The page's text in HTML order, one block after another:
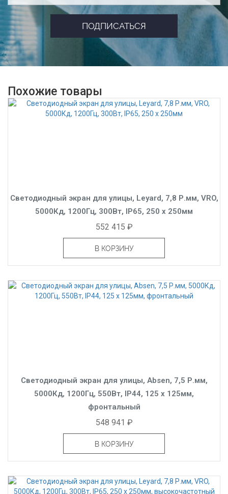
Похожие товары
Светодиодный экран для улицы, Leyard, 7,8 Р.мм, VRO,
5000Кд, 1200Гц, 300Вт, IP65, 250 x 250мм
552 415 ₽
В КОРЗИНУ
Светодиодный экран для улицы, Absen, 7,5 Р.мм,
5000Кд, 1200Гц, 550Вт, IP44, 125 x 125мм,
фронтальный
548 941 ₽
В КОРЗИНУ